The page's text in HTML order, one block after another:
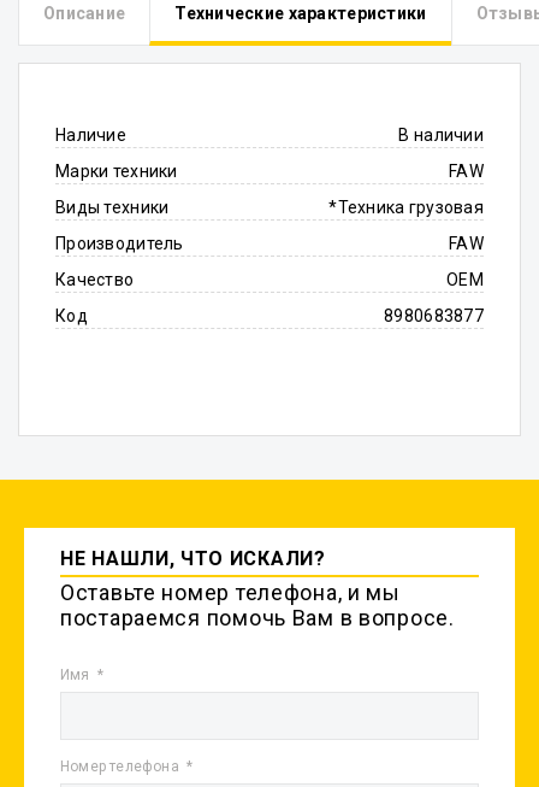
Описание Технические характеристики
Наличие
В наличии
Марки техники
FAW
Виды техники
*Техника грузовая
Производитель
FAW
Качество
OEM
Код
8980683877
НЕ НАШЛИ, ЧТО ИСКАЛИ?
Оставьте номер телефона, и мы
постараемся помочь Вам в вопросе.
Имя
Номер телефона